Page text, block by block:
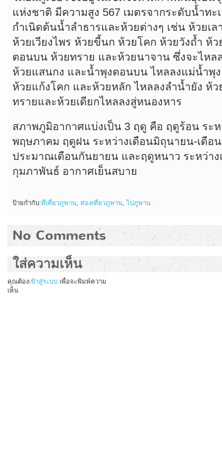
แห่งชาติ มีความสูง 567 เมตรจากระดับน้ำทะ
กำเนิดต้นน้ำลำธารและห้วยต่างๆ เช่น ห้วยเ
ห้วยเวียงไพร ห้วยขี้นก ห้วยโคก ห้วยวังถ้ำ ห้
ตอนบน ห้วยทราย และห้วยนาจาน ซึ่งจะไห
ห้วยแสนกง และน้ำพุงตอนบน ไหลลงแม่น้ำพุ
ห้วยแก้งโคก และห้วยหลัก ไหลลงลำน้ำยัง ห้
ทรายและห้วยเดียกไหลลงสู่หนองหาร
สภาพภูมิอากาศแบ่งเป็น 3 ฤดู คือ ฤดูร้อน ระ
พฤษภาคม ฤดูฝน ระหว่างเดือนมิถุนายน-เดือ
ประมาณเดือนกันยายน และฤดูหนาว ระหว่า
กุมภาพันธ์ อากาศเย็นสบาย
ป้ายกำกับ:ที่เที่ยวภูพาน, ท่องเที่ยวภูพาน,ไปภูพาน
No Comments
ใส่ความเห็น
คุณต้องเข้าสู่ระบบ เพื่อจะพิมพ์ความ
เห็น